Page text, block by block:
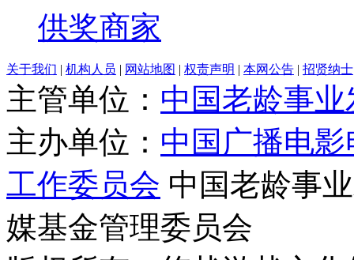
供奖商家
关于我们 | 机构人员 | 网站地图 | 权责声明 | 本网公告 | 招贤纳士
主管单位： 中国老龄事
主办单位： 中国广播电
工作委员会 中国老龄事
媒基金管理委员会